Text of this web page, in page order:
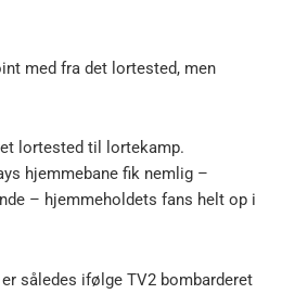
med fra det lortested, men
lortested til lortekamp.
hjemmebane fik nemlig –
– hjemmeholdets fans helt op i
således ifølge TV2 bombarderet